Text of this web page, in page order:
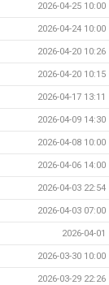
2026-04-25 10:00
2026-04-24 10:00
2026-04-20 10:26
2026-04-20 10:15
2026-04-17 13:11
2026-04-09 14:30
2026-04-08 10:00
2026-04-06 14:00
2026-04-03 22:54
2026-04-03 07:00
2026-04-01
2026-03-30 10:00
2026-03-29 22:26